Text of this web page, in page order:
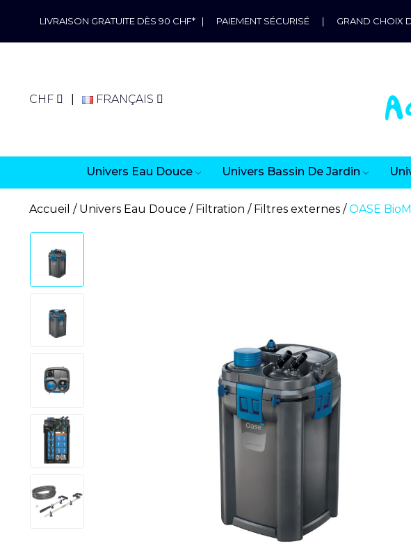
LIVRAISON GRATUITE DÈS 90 CHF* | PAIEMENT SÉCURISÉ | GRAND CHOIX
CHF FRANÇAIS
Univers Eau Douce Univers Bassin De Jardin
Accueil Univers Eau Douce Filtration Filtres externes OASE